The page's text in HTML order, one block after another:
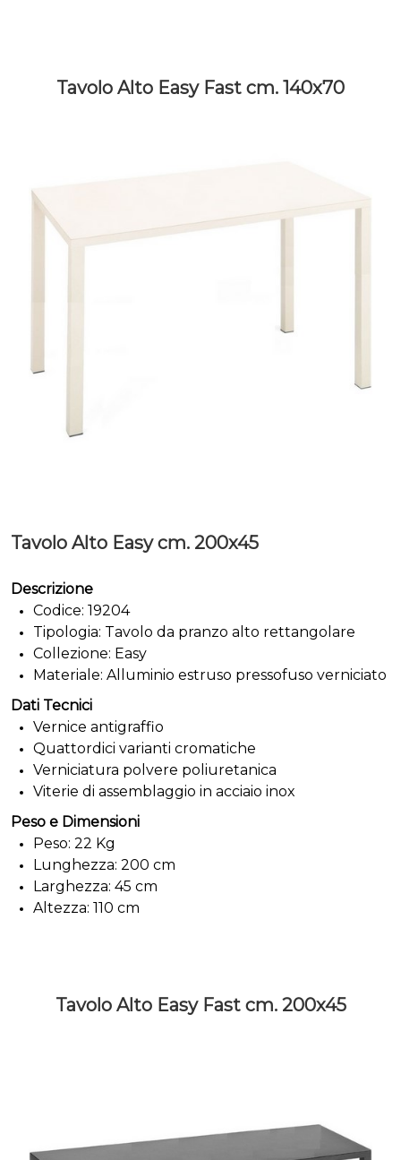
Tavolo Alto Easy Fast cm. 140x70
Tavolo Alto Easy cm. 200x45
Descrizione
Codice: 19204
Tipologia: Tavolo da pranzo alto rettangolare
Collezione: Easy
Materiale: Alluminio estruso pressofuso verniciato
Dati Tecnici
Vernice antigraffio
Quattordici varianti cromatiche
Verniciatura polvere poliuretanica
Viterie di assemblaggio in acciaio inox
Peso e Dimensioni
Peso: 22 Kg
Lunghezza: 200 cm
Larghezza: 45 cm
Altezza: 110 cm
Tavolo Alto Easy Fast cm. 200x45